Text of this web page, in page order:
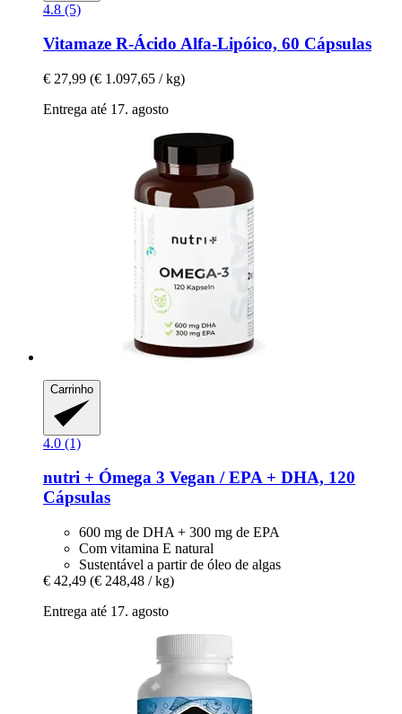
4.8 (5)
Vitamaze R-​Ácido Alfa-​Lipóico, 60 Cápsulas
€ 27,99 (€ 1.097,65 / kg)
Entrega até 17. agosto
Carrinho
4.0 (1)
nutri + Ómega 3 Vegan / EPA + DHA, 120
Cápsulas
600 mg de DHA + 300 mg de EPA
Com vitamina E natural
Sustentável a partir de óleo de algas
€ 42,49 (€ 248,48 / kg)
Entrega até 17. agosto